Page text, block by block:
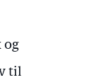
og
til